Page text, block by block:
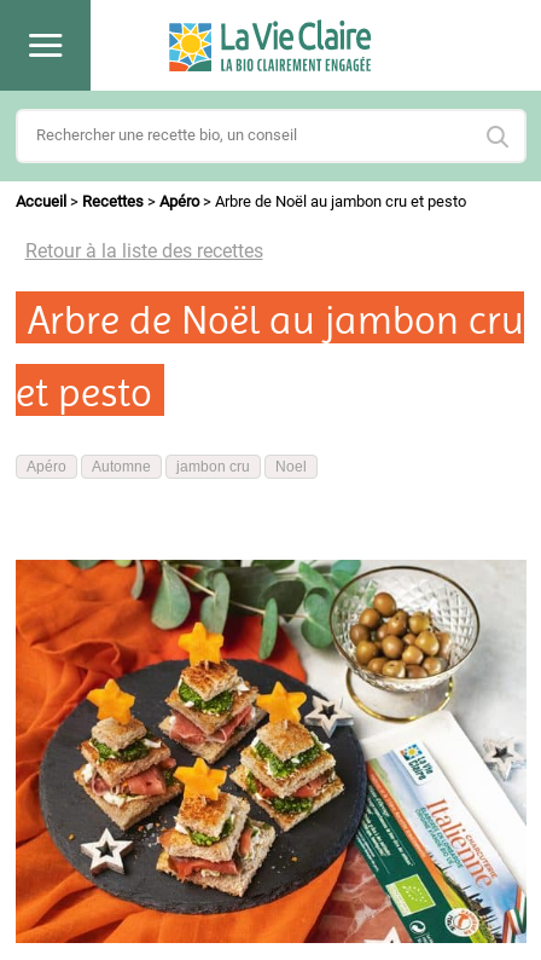
Accueil > Recettes> Apéro> Arbre de Noël au jambon cru et pesto
Retour à la liste des recettes
Arbre de Noël au jambon cru
et pesto
Apéro Automne jambon cru Noel